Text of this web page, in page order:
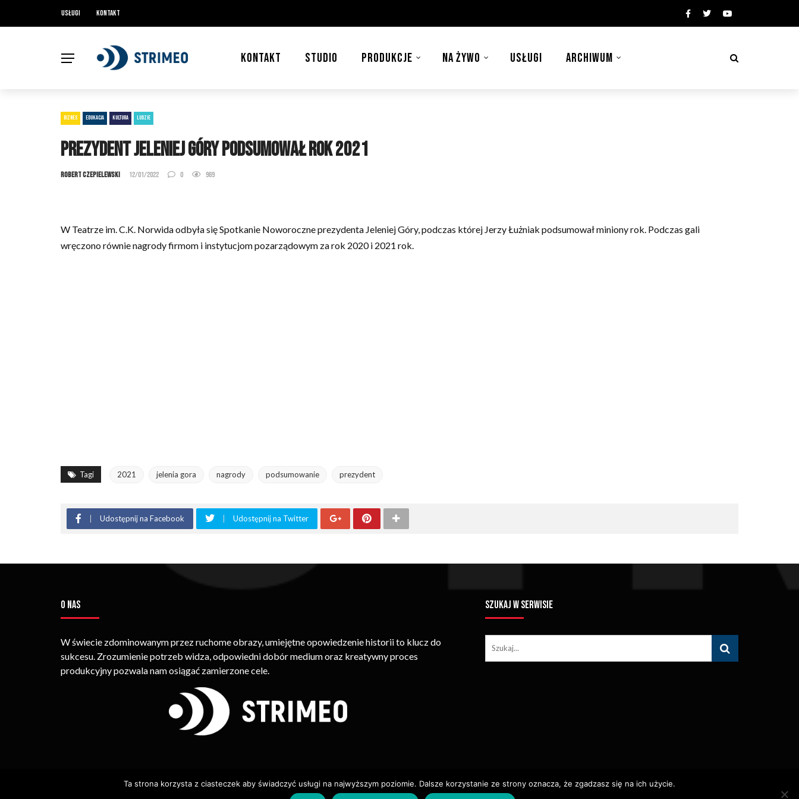
Usługi Kontakt
KONTAKT STUDIO PRODUKCJE NA ŻYWO USŁUGI ARCHIWUM
BIZNES EDUKACJA KULTURA LUDZIE
Prezydent Jeleniej Góry podsumował rok 2021
Robert Czepielewski 12/01/2022 0 969
W Teatrze im. C.K. Norwida odbyła się Spotkanie Noworoczne prezydenta Jeleniej Góry, podczas której Jerzy Łużniak podsumował miniony rok. Podczas gali
wręczono równie nagrody firmom i instytucjom pozarządowym za rok 2020 i 2021 rok.
Tagi 2021 jelenia gora nagrody podsumowanie prezydent
Udostępnij na Facebook Udostępnij na Twitter
O NAS
W świecie zdominowanym przez ruchome obrazy, umiejętne opowiedzenie historii to klucz do
sukcesu. Zrozumienie potrzeb widza, odpowiedni dobór medium oraz kreatywny proces
produkcyjny pozwala nam osiągać zamierzone cele.
SZUKAJ W SERWISIE
© Copyright STRIMEO. All Rights Reserved. Kopiowanie Treści (w Tym Zdjęć, Materiałów Wideo) Bez Pisemnego Zezwolenia Zabronione.
Ta strona korzysta z ciasteczek aby świadczyć usługi na najwyższym poziomie. Dalsze korzystanie ze strony oznacza, że zgadzasz się na ich użycie.